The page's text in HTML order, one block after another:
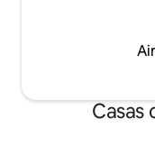
huéspedes alquilan
últimamente cada
emergencia médica.
Casas